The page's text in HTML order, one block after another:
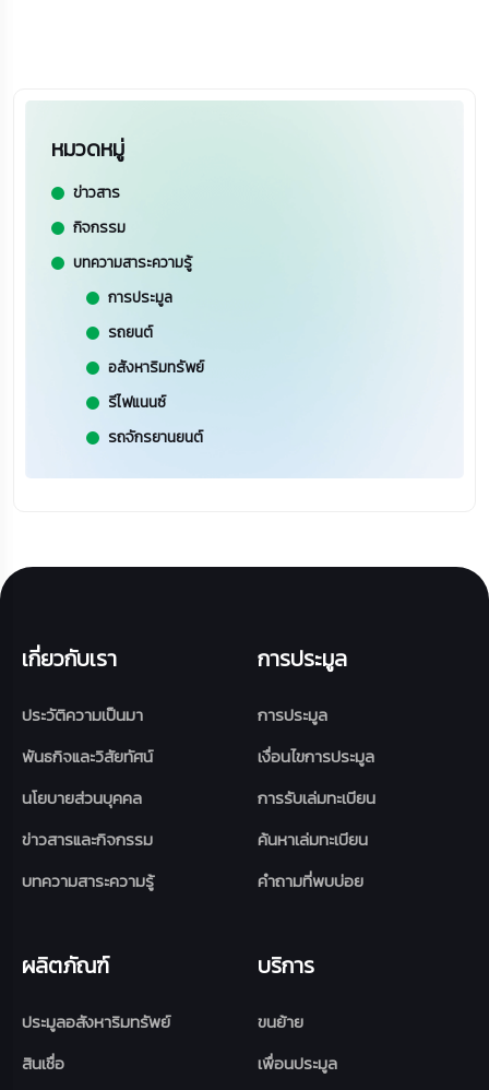
หมวดหมู่
ข่าวสาร
กิจกรรม
บทความสาระความรู้
การประมูล
รถยนต์
อสังหาริมทรัพย์
รีไฟแนนซ์
รถจักรยานยนต์
เกี่ยวกับเรา
ประวัติความเป็นมา
พันธกิจและวิสัยทัศน์
นโยบายส่วนบุคคล
ข่าวสารและกิจกรรม
บทความสาระความรู้
การประมูล
การประมูล
เงื่อนไขการประมูล
การรับเล่มทะเบียน
ค้นหาเล่มทะเบียน
คำถามที่พบบ่อย
ผลิตภัณฑ์
ประมูลอสังหาริมทรัพย์
สินเชื่อ
บริการ
ขนย้าย
เพื่อนประมูล